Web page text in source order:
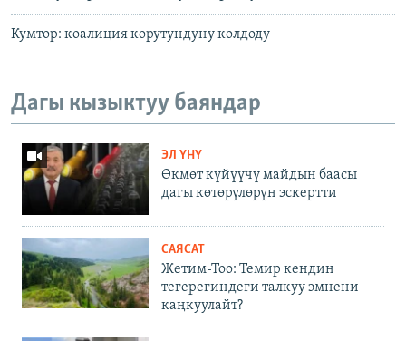
Кумтөр: коалиция корутундуну колдоду
Дагы кызыктуу баяндар
ЭЛ ҮНҮ
Өкмөт күйүүчү майдын баасы
дагы көтөрүлөрүн эскертти
САЯСАТ
Жетим-Тоо: Темир кендин
тегерегиндеги талкуу эмнени
каңкуулайт?